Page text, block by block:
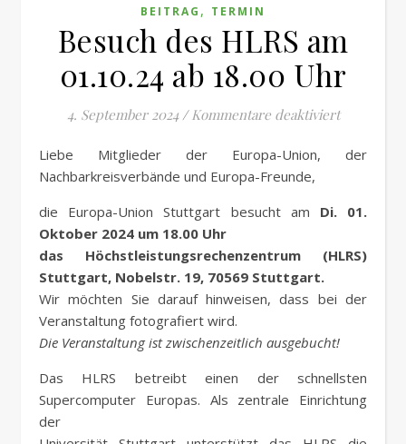
BEITRAG , TERMIN
Besuch des HLRS am
01.10.24 ab 18.00 Uhr
4. September 2024 / Kommentare deaktiviertfür Besuch
Liebe Mitglieder der Europa-Union, der
Nachbarkreisverbände und Europa-Freunde,
die Europa-Union Stuttgart besucht am Di. 01.
Oktober 2024 um 18.00 Uhr
das Höchstleistungsrechenzentrum (HLRS)
Stuttgart, Nobelstr. 19, 70569 Stuttgart.
Wir möchten Sie darauf hinweisen, dass bei der
Veranstaltung fotografiert wird.
Die Veranstaltung ist zwischenzeitlich ausgebucht!
Das HLRS betreibt einen der schnellsten
Supercomputer Europas. Als zentrale Einrichtung
der